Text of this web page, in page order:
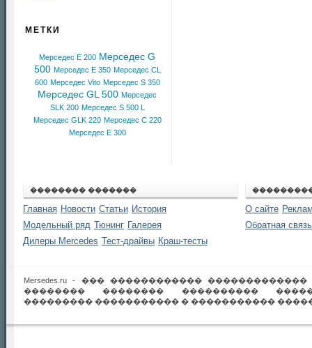
МЕТКИ
Мерседес E 200 Мерседес G
500 Мерседес E 350 Мерседес CL
600 Мерседес Vito Мерседес S 350
Мерседес GL 500 Мерседес
SLK 200 Мерседес S 500 L
Мерседес GLK 220 Мерседес C 220
Мерседес E 300
�������� �������
Главная Новости Статьи История
Модельный ряд Тюнинг Галерея
Дилеры Mercedes Тест-драйвы Краш-тесты
О сайте
Обратная связь
Mersedes.ru - ��� ������������
�������� �������� ����������
��������� ����������� � �����������